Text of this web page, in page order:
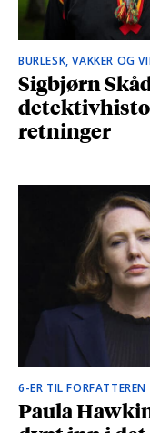
BURLESK, VAKKER OG
Sigbjørn
retninger
6-ER TIL
Paula